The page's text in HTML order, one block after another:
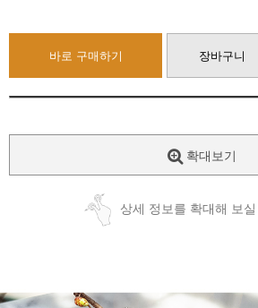
바로 구매하기 장바구니
확대보기
상세 정보를 확대해 보